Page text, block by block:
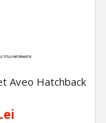
Aveo Hatchback